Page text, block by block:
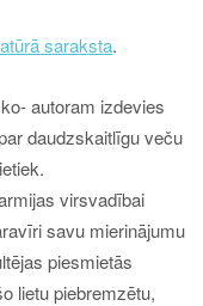
saraksta.
autoram izdevies
daudzskaitlīgu veču
virsvadībai
savu mierinājumu
piesmietās
lietu piebremzētu,